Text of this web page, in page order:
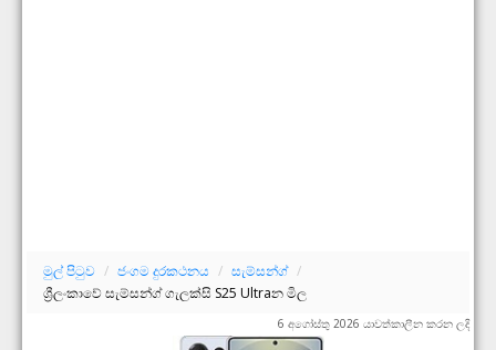
මුල් පිටුව / ජංගම දුරකථනය / සැම්සන්ග් /
ශ්‍රීලංකාවේ සැම්සන්ග් ගැලක්සි S25 Ultraන මිල
6 අගෝස්තු 2026 යාවත්කාලීන කරන ලදි